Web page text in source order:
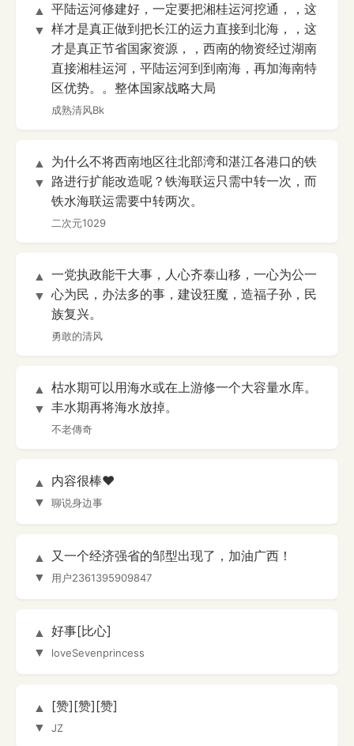
▲
▼
平陆运河修建好，一定要把湘桂运河挖通，，这
样才是真正做到把长江的运力直接到北海，，这
才是真正节省国家资源，，西南的物资经过湖南
直接湘桂运河，平陆运河到到南海，再加海南特
区优势。。整体国家战略大局
成熟清风Bk
▲
▼
为什么不将西南地区往北部湾和湛江各港口的铁
路进行扩能改造呢？铁海联运只需中转一次，而
铁水海联运需要中转两次。
二次元1029
▲
▼
一党执政能干大事，人心齐泰山移，一心为公一
心为民，办法多的事，建设狂魔，造福子孙，民
族复兴。
勇敢的清风
▲
▼
枯水期可以用海水或在上游修一个大容量水库。
丰水期再将海水放掉。
不老傳奇
▲
▼
内容很棒❤️
聊说身边事
▲
▼
又一个经济强省的邹型出现了，加油广西！
用户2361395909847
▲
▼
好事[比心]
loveSevenprincess
▲
▼
[赞][赞][赞]
JZ